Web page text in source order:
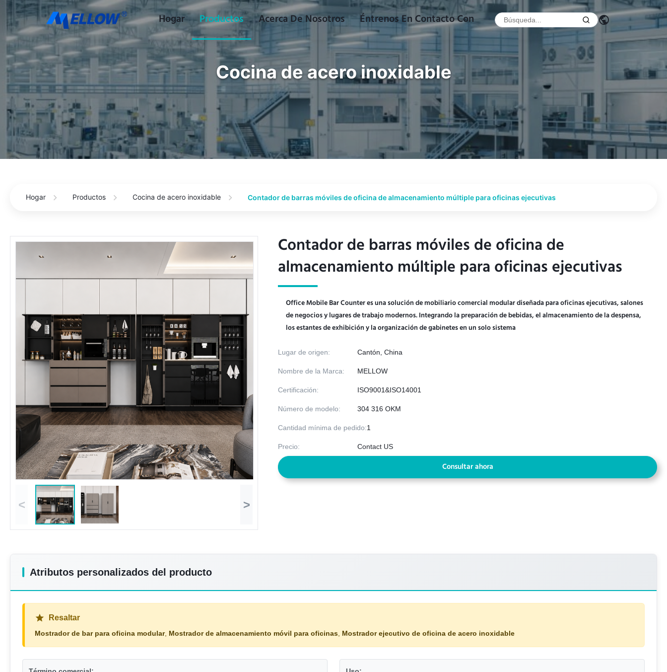
Hogar Productos Acerca De Nosotros Éntrenos En Contacto Con
Cocina de acero inoxidable
Hogar Productos Cocina de acero inoxidable Contador de barras móviles de oficina de almacenamiento múltiple para oficinas ejecutivas
< >
Contador de barras móviles de oficina de
almacenamiento múltiple para oficinas ejecutivas
Contador de barras móviles de oficina de
almacenamiento múltiple para oficinas ejecutivas
Office Mobile Bar Counter es una solución de mobiliario comercial modular diseñada para oficinas ejecutivas, salones
de negocios y lugares de trabajo modernos. Integrando la preparación de bebidas, el almacenamiento de la despensa,
los estantes de exhibición y la organización de gabinetes en un solo sistema
Lugar de origen: Cantón, China
Nombre de la Marca: MELLOW
Certificación: ISO9001&ISO14001
Número de modelo: 304 316 OKM
Cantidad mínima de pedido:1
Precio: Contact US
Consultar ahora
Atributos personalizados del producto
Resaltar
Mostrador de bar para oficina modular, Mostrador de almacenamiento móvil para oficinas Mostrador ejecutivo de oficina de acero inoxidable